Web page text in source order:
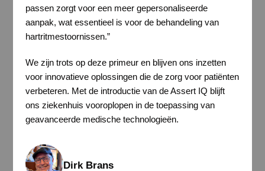
passen zorgt voor een meer gepersonaliseerde
aanpak, wat essentieel is voor de behandeling van
hartritmestoornissen.”
We zijn trots op deze primeur en blijven ons inzetten
voor innovatieve oplossingen die de zorg voor patiënten
verbeteren. Met de introductie van de Assert IQ blijft
ons ziekenhuis vooroplopen in de toepassing van
geavanceerde medische technologieën.
Dirk Brans